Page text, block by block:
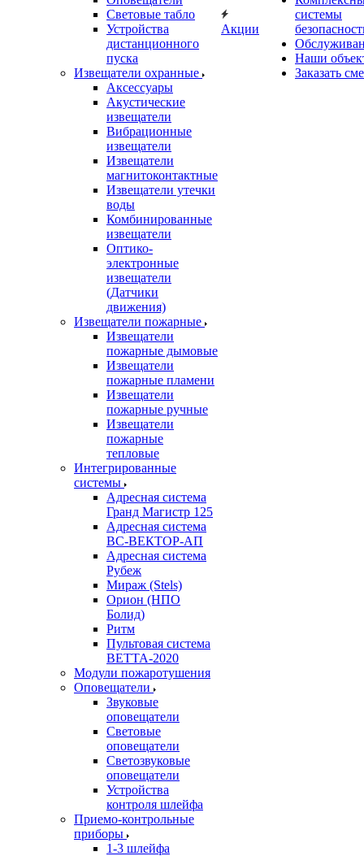
Световые табло
Устройства
дистанционного
пуска
Извещатели охранные
Аксессуары
Акустические
извещатели
Вибрационные
извещатели
Извещатели
магнитоконтактные
Извещатели утечки
воды
Комбинированные
извещатели
Оптико-
электронные
извещатели
(Датчики
движения)
Извещатели пожарные
Извещатели
пожарные дымовые
Извещатели
пожарные пламени
Извещатели
пожарные ручные
Извещатели
пожарные
тепловые
Интегрированные
системы
Адресная система
Гранд Магистр 125
Адресная система
ВС-ВЕКТОР-АП
Адресная система
Рубеж
Мираж (Stels)
Орион (НПО
Болид)
Ритм
Пультовая система
ВЕТТА-2020
Модули пожаротушения
Оповещатели
Звуковые
оповещатели
Световые
оповещатели
Светозвуковые
оповещатели
Устройства
контроля шлейфа
Приемо-контрольные
приборы
1-3 шлейфа
Акции
системы
Наши
Заказать